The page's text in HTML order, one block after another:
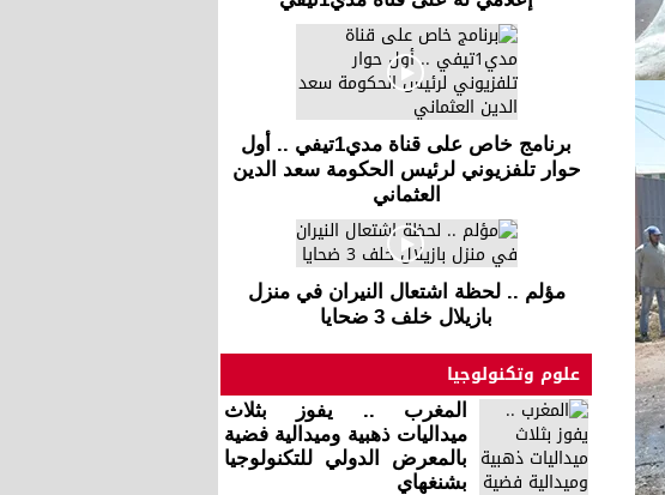
برنامج خاص على قناة مدي1تيفي .. أول
حوار تلفزيوني لرئيس الحكومة سعد الدين
العثماني
مؤلم .. لحظة اشتعال النيران في منزل
بازيلال خلف 3 ضحايا
علوم وتكنولوجيا
المغرب .. يفوز بثلاث
ميداليات ذهبية وميدالية فضية
بالمعرض الدولي للتكنولوجيا
بشنغهاي